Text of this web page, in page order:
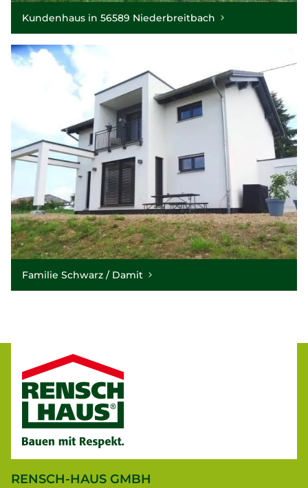
Kundenhaus in 56589 Niederbreitbach
Familie Schwarz / Damit
RENSCH-HAUS GMBH